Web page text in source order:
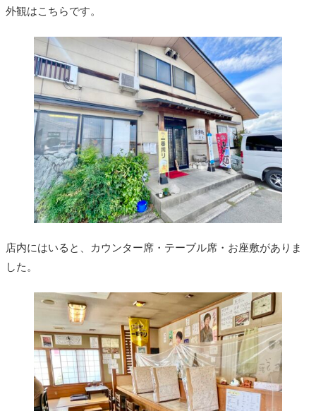
外観はこちらです。
店内にはいると、カウンター席・テーブル席・お座敷がありま
した。